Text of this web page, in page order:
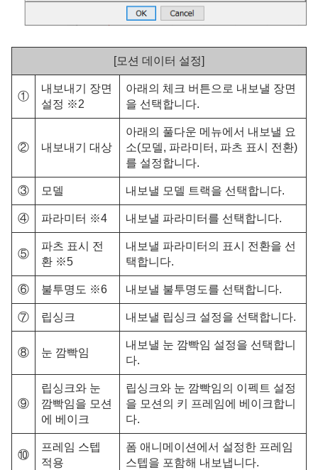
[모션 데이터 설정]
①
내보내기 장면
설정 ※2
아래의 체크 버튼으로 내보낼 장면
을 선택합니다.
② 내보내기 대상
아래의 풀다운 메뉴에서 내보낼 요
소(모델, 파라미터, 파츠 표시 전환)
를 설정합니다.
③ 모델 내보낼 모델 트랙을 선택합니다.
④ 파라미터 ※4 내보낼 파라미터를 선택합니다.
⑤
파츠 표시 전
환 ※5
내보낼 파라미터의 표시 전환을 선
택합니다.
⑥ 불투명도 ※6 내보낼 불투명도를 선택합니다.
⑦ 립싱크 내보낼 립싱크 설정을 선택합니다.
⑧ 눈 깜빡임
내보낼 눈 깜빡임 설정을 선택합니
다.
⑨
립싱크와 눈
깜빡임을 모션
에 베이크
립싱크와 눈 깜빡임의 이펙트 설정
을 모션의 키 프레임에 베이크합니
다.
⑩
프레임 스텝
적용
폼 애니메이션에서 설정한 프레임
스텝을 포함해 내보냅니다.